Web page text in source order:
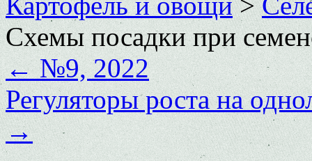
Схемы посадки при
←№9, 2022
Регуляторы роста на
→